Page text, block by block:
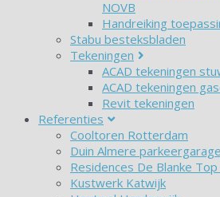
NOVB
Handreiking
Stabu besteksbladen
Tekeningen
ACAD tekeningen
ACAD tekeningen
Revit tekeningen
Referenties
Cooltoren Rotterdam
Duin Almere parkeergarage
Residences De Blanke Top
Kustwerk Katwijk